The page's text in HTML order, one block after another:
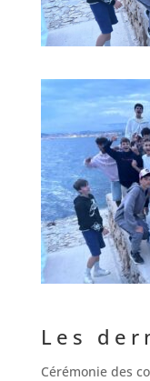
Les
Cérémonie des